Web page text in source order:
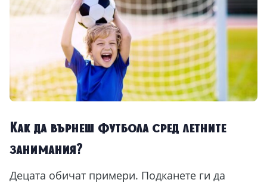
Как да върнеш футбола сред летните
занимания?
Децата обичат примери. Подканете ги да